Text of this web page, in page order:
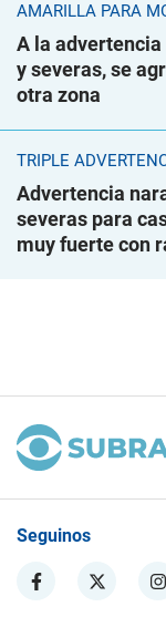
AMARILLA PARA
A la
y severas, se
otra zona
TRIPLE
Advertencia
severas para
muy fuerte con
Seguinos